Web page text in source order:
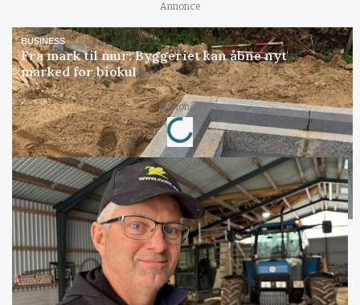
Annonce
BUSINESS
Fra mark til mur: Byggeriet kan åbne nyt
marked for biokul
Annonce
Loading...